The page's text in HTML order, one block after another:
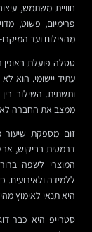
חוויית משתמש,
פרימיום, פשוט,
מהצילום ועד
טסלה פועלת באופן
עתיד יישומי. הוא
ותשתית. השילוב בין
ממצב את החברה לא
זום מספקת שיעור
דרמטית בביקוש,
המוצרי לשפה
ללמידה ולאירועים.
היא תנאי לאימוץ
סטרייפ היא כבר